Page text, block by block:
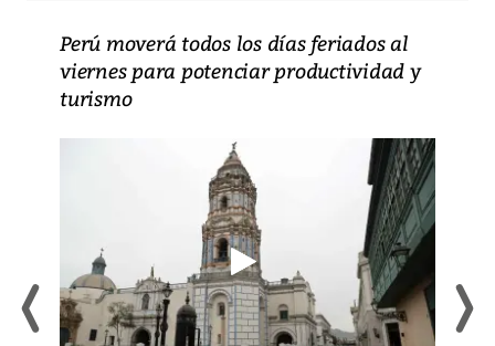
Perú moverá todos los días feriados al
viernes para potenciar productividad y
turismo